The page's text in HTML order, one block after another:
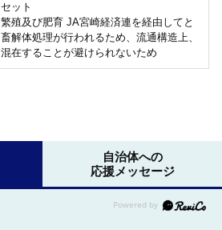
セット
繁殖及び肥育 JA宮崎経済連を経由してと
畜解体処理が行われるため、流通構造上、
混在することが避けられないため
自治体への
応援メッセージ